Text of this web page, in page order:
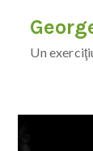
content
Un